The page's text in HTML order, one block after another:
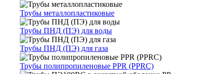
Трубы металлопластиковые
Трубы ПНД (ПЭ) для воды
Трубы ПНД (ПЭ) для газа
Трубы полипропиленовые PPR (PPRC)